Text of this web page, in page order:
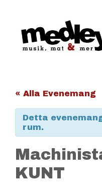
« Alla Evenemang
Detta
rum.
KUNT